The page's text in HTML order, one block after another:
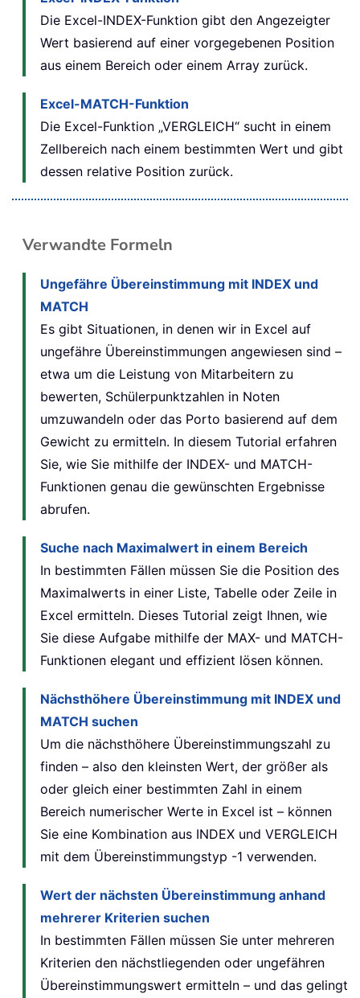
Die Excel-INDEX-Funktion gibt den Angezeigter
Wert basierend auf einer vorgegebenen Position
aus einem Bereich oder einem Array zurück.
Excel-MATCH-Funktion
Die Excel-Funktion „VERGLEICH“ sucht in einem
Zellbereich nach einem bestimmten Wert und gibt
dessen relative Position zurück.
Verwandte Formeln
Ungefähre Übereinstimmung mit INDEX und
MATCH
Es gibt Situationen, in denen wir in Excel auf
ungefähre Übereinstimmungen angewiesen sind –
etwa um die Leistung von Mitarbeitern zu
bewerten, Schülerpunktzahlen in Noten
umzuwandeln oder das Porto basierend auf dem
Gewicht zu ermitteln. In diesem Tutorial erfahren
Sie, wie Sie mithilfe der INDEX- und MATCH-
Funktionen genau die gewünschten Ergebnisse
abrufen.
Suche nach Maximalwert in einem Bereich
In bestimmten Fällen müssen Sie die Position des
Maximalwerts in einer Liste, Tabelle oder Zeile in
Excel ermitteln. Dieses Tutorial zeigt Ihnen, wie
Sie diese Aufgabe mithilfe der MAX- und MATCH-
Funktionen elegant und effizient lösen können.
Nächsthöhere Übereinstimmung mit INDEX und
MATCH suchen
Um die nächsthöhere Übereinstimmungszahl zu
finden – also den kleinsten Wert, der größer als
oder gleich einer bestimmten Zahl in einem
Bereich numerischer Werte in Excel ist – können
Sie eine Kombination aus INDEX und VERGLEICH
mit dem Übereinstimmungstyp -1 verwenden.
Wert der nächsten Übereinstimmung anhand
mehrerer Kriterien suchen
In bestimmten Fällen müssen Sie unter mehreren
Kriterien den nächstliegenden oder ungefähren
Übereinstimmungswert ermitteln – und das gelingt